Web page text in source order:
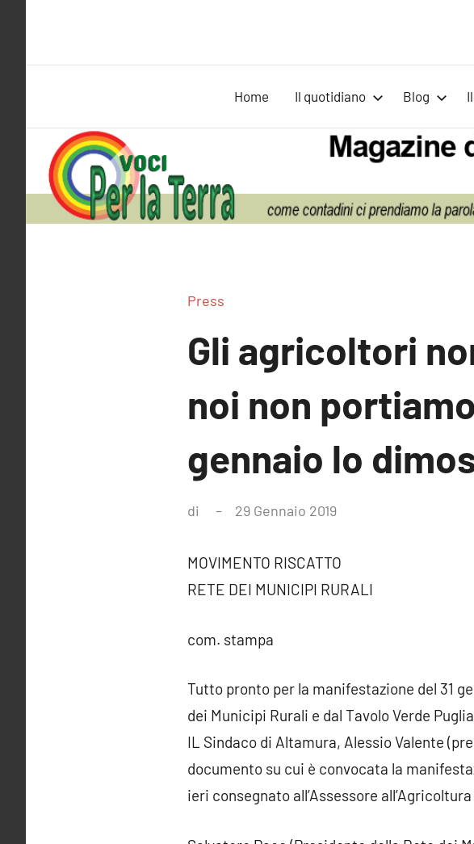
Home Il quotidiano Blog
Press
Gli agricoltori
noi non
gennaio lo
di 29 Gennaio 2019
MOVIMENTO RISCATTO
RETE DEI MUNICIPI RURALI
com. stampa
Tutto pronto per la manifestazione del 31
dei Municipi Rurali e dal Tavolo Verde
IL Sindaco di Altamura, Alessio Valente
documento su cui è convocata la
ieri consegnato all’Assessore